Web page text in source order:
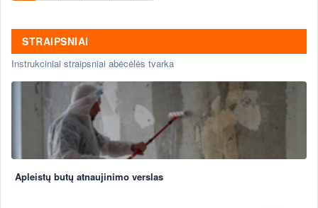
STRAIPSNIAI
Instrukciniai straipsniai abėcėlės tvarka
Apleistų butų atnaujinimo verslas